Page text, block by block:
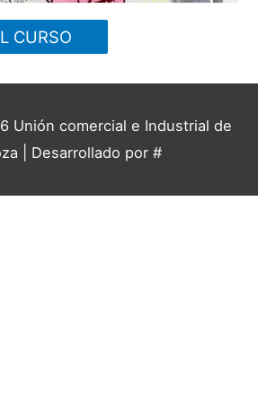
CURSO
Unión comercial e Industrial de
| Desarrollado por #